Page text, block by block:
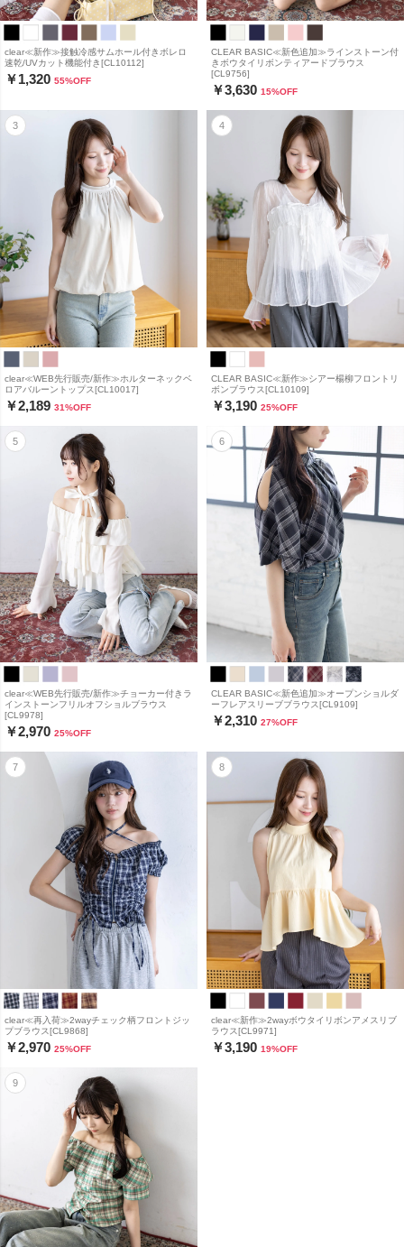
clear≪新作≫接触冷感サムホール付きボレロ
速乾/UVカット機能付き[CL10112]
￥1,320 55%OFF
CLEAR BASIC≪新色追加≫ラインストーン付
きボウタイリボンティアードブラウス
[CL9756]
￥3,630 15%OFF
clear≪WEB先行販売/新作≫ホルターネックベ
ロアバルーントップス[CL10017]
￥2,189 31%OFF
CLEAR BASIC≪新作≫シアー楊柳フロントリ
ボンブラウス[CL10109]
￥3,190 25%OFF
clear≪WEB先行販売/新作≫チョーカー付きラ
インストーンフリルオフショルブラウス
[CL9978]
￥2,970 25%OFF
CLEAR BASIC≪新色追加≫オープンショルダ
ーフレアスリーブブラウス[CL9109]
￥2,310 27%OFF
clear≪再入荷≫2wayチェック柄フロントジッ
プブラウス[CL9868]
￥2,970 25%OFF
clear≪新作≫2wayボウタイリボンアメスリブ
ラウス[CL9971]
￥3,190 19%OFF